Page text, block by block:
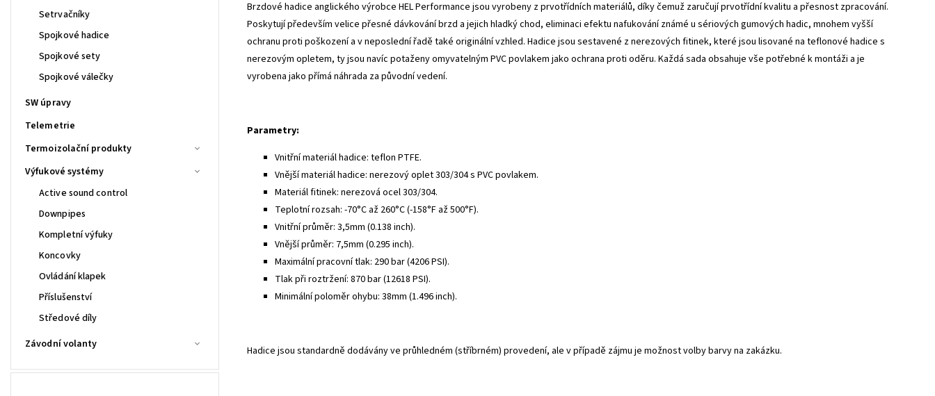
Setrvačníky
Spojkové hadice
Spojkové sety
Spojkové válečky
SW úpravy
Telemetrie
Termoizolační produkty
Výfukové systémy
Active sound control
Downpipes
Kompletní výfuky
Koncovky
Ovládání klapek
Příslušenství
Středové díly
Závodní volanty
Brzdové hadice anglického výrobce HEL Performance jsou vyrobeny z prvotřídních materiálů, díky čemuž zaručují prvotřídní kvalitu a přesnost zpracování.
Poskytují především velice přesné dávkování brzd a jejich hladký chod, eliminaci efektu nafukování známé u sériových gumových hadic, mnohem vyšší
ochranu proti poškození a v neposlední řadě také originální vzhled. Hadice jsou sestavené z nerezových fitinek, které jsou lisované na teflonové hadice s
nerezovým opletem, ty jsou navíc potaženy omyvatelným PVC povlakem jako ochrana proti oděru. Každá sada obsahuje vše potřebné k montáži a je
vyrobena jako přímá náhrada za původní vedení.
Parametry:
Vnitřní materiál hadice: teflon PTFE.
Vnější materiál hadice: nerezový oplet 303/304 s PVC povlakem.
Materiál fitinek: nerezová ocel 303/304.
Teplotní rozsah: -70°C až 260°C (-158°F až 500°F).
Vnitřní průměr: 3,5mm (0.138 inch).
Vnější průměr: 7,5mm (0.295 inch).
Maximální pracovní tlak: 290 bar (4206 PSI).
Tlak při roztržení: 870 bar (12618 PSI).
Minimální poloměr ohybu: 38mm (1.496 inch).
Hadice jsou standardně dodávány ve průhledném (stříbrném) provedení, ale v případě zájmu je možnost volby barvy na zakázku.